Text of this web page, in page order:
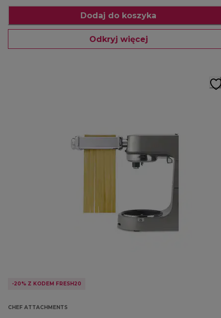
Dodaj do koszyka
Odkryj więcej
-20% Z KODEM FRESH20
CHEF ATTACHMENTS